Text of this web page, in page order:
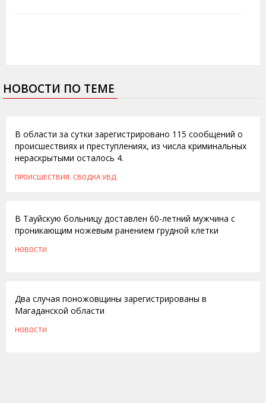
НОВОСТИ ПО ТЕМЕ
В области за сутки зарегистрировано 115 сообщений о
происшествиях и преступлениях, из числа криминальных
нераскрытыми осталось 4.
ПРОИСШЕСТВИЯ. СВОДКА УВД
В Тауйскую больницу доставлен 60-летний мужчина с
проникающим ножевым ранением грудной клетки
НОВОСТИ
Два случая поножовщины зарегистрированы в
Магаданской области
НОВОСТИ